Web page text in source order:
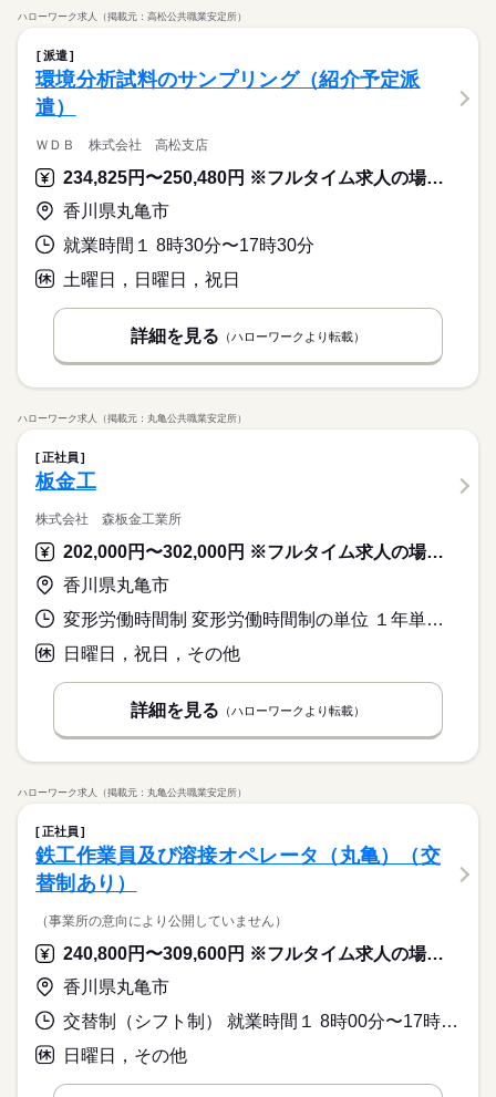
ハローワーク求人（掲載元：高松公共職業安定所）
派遣
環境分析試料のサンプリング（紹介予定派
遣）
ＷＤＢ 株式会社 高松支店
234,825円〜250,480円 ※フルタイム求人の場合は月額（換算額）、パート求人の場合は時間額を表示しています。
香川県丸亀市
就業時間１ 8時30分〜17時30分
土曜日，日曜日，祝日
詳細を見る （ハローワークより転載）
ハローワーク求人（掲載元：丸亀公共職業安定所）
正社員
板金工
株式会社 森板金工業所
202,000円〜302,000円 ※フルタイム求人の場合は月額（換算額）、パート求人の場合は時間額を表示しています。
香川県丸亀市
変形労働時間制 変形労働時間制の単位 １年単位 就業時間１ 7時15分〜17時15分
日曜日，祝日，その他
詳細を見る （ハローワークより転載）
ハローワーク求人（掲載元：丸亀公共職業安定所）
正社員
鉄工作業員及び溶接オペレータ（丸亀）（交
替制あり）
（事業所の意向により公開していません）
240,800円〜309,600円 ※フルタイム求人の場合は月額（換算額）、パート求人の場合は時間額を表示しています。
香川県丸亀市
交替制（シフト制） 就業時間１ 8時00分〜17時00分 就業時間２ 17時00分〜2時00分 就業時間３ 19時00分〜4時00分 就業時間に関する特記事項 ＊基本的には（１）／日勤と（２）／夜勤の１週毎の交替制です。
日曜日，その他